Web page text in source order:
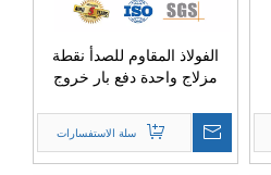
الفولاذ المقاوم للصدأ نقطة
مزلاج واحدة دفع بار خروج
سلة الاستفسارات